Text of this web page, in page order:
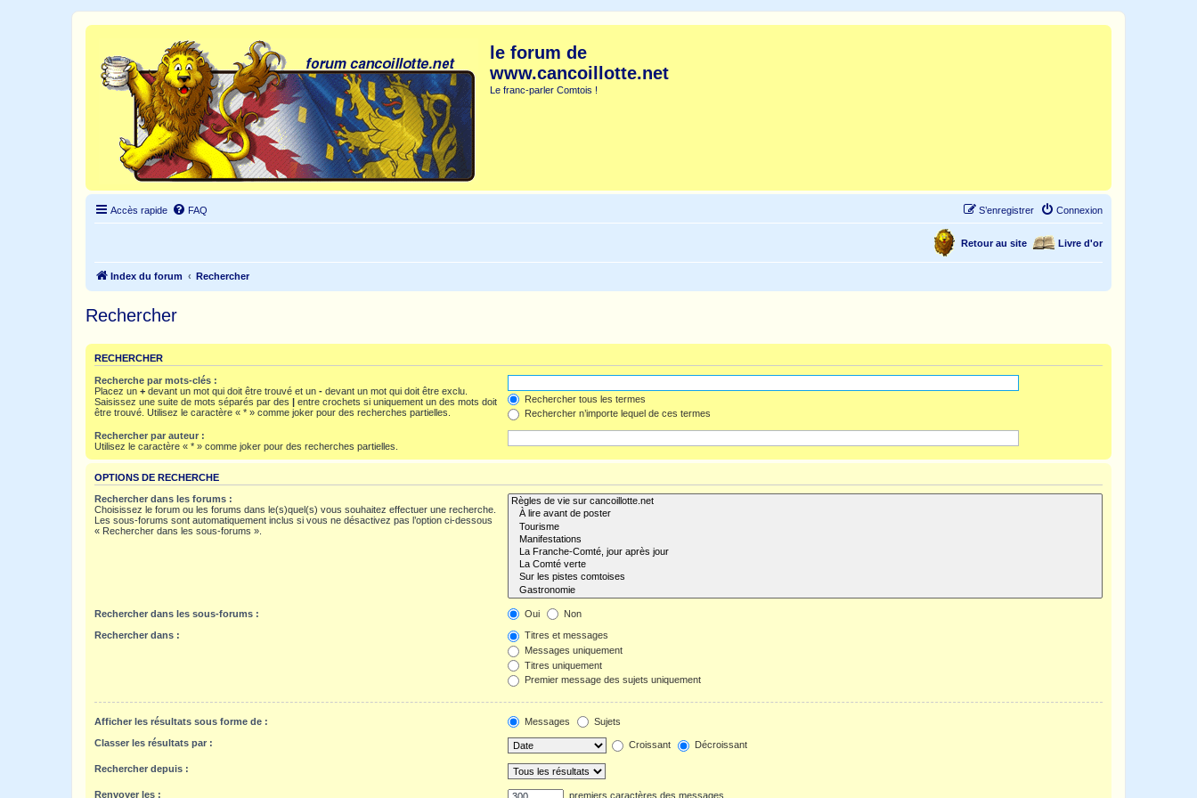
le forum de
www.cancoillotte.net
Le franc-parler Comtois !
Accès rapide FAQ Connexion
S’enregistrer
Livre d'or
Retour au site
Index du forum Rechercher
Rechercher
RECHERCHER
Recherche par mots-clés :
Placez un + devant un mot qui doit être trouvé et un - devant un mot qui doit être exclu.
Saisissez une suite de mots séparés par des | entre crochets si uniquement un des mots doit
être trouvé. Utilisez le caractère « * » comme joker pour des recherches partielles.
Rechercher tous les termes
Rechercher n’importe lequel de ces termes
Rechercher par auteur :
Utilisez le caractère « * » comme joker pour des recherches partielles.
OPTIONS DE RECHERCHE
Rechercher dans les forums :
Choisissez le forum ou les forums dans le(s)quel(s) vous souhaitez effectuer une recherche.
Les sous-forums sont automatiquement inclus si vous ne désactivez pas l’option ci-dessous
« Rechercher dans les sous-forums ».
Rechercher dans les sous-forums : Oui Non
Rechercher dans :
Titres et messages
Messages uniquement
Titres uniquement
Premier message des sujets uniquement
Afficher les résultats sous forme de : Messages Sujets
Classer les résultats par : Croissant Décroissant
Rechercher depuis :
Renvoyer les : premiers caractères des messages